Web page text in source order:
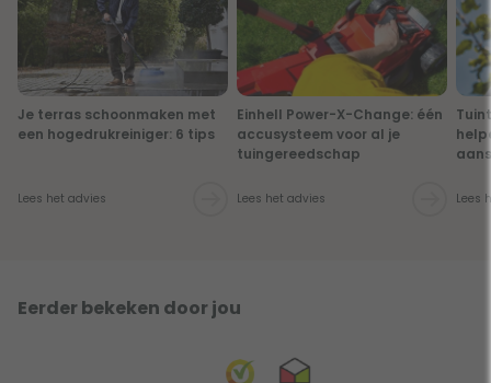
Je terras schoonmaken met
een hogedrukreiniger: 6 tips
Lees het advies
Einhell Power-X-Change: één
accusysteem voor al je
tuingereedschap
Lees het advies Lees
Eerder bekeken door jou